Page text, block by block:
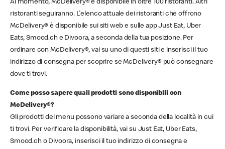
Al momento, McDelivery® è disponibile in oltre 100 ristoranti. Altri
ristoranti seguiranno. L'elenco attuale dei ristoranti che offrono
McDelivery® è disponibile sui siti web e sulle app Just Eat, Uber
Eats, Smood.ch e Divoora, a seconda della tua posizione. Per
ordinare con McDelivery®, vai su uno di questi siti e inserisci il tuo
indirizzo di consegna per scoprire se McDelivery® può consegnare
dove ti trovi.
Come posso sapere quali prodotti sono disponibili con
McDelivery®?
Gli prodotti del menu possono variare a seconda della località in cui
ti trovi. Per verificare la disponibilità, vai su Just Eat, Uber Eats,
Smood.ch o Divoora, inserisci il tuo indirizzo di consegna e